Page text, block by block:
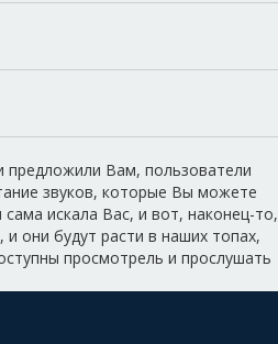
предложили Вам, пользователи
звуков, которые Вы можете
искала Вас, и вот, наконец-то,
они будут расти в наших топах,
просмотрель и прослушать